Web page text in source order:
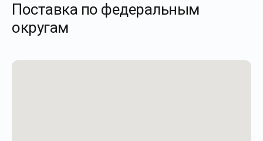
Поставка по федеральным
округам